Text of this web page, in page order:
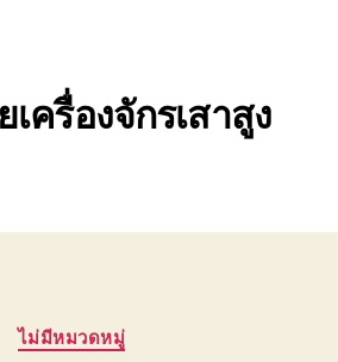
เครื่องจักรเสาสูง
Categories
ไม่มีหมวดหมู่